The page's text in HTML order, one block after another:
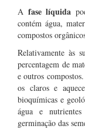
A fase líquida
contém água,
compostos
Relativamente às
percentagem de
e outros
os claros e
bioquímicas e
água e
germinação das